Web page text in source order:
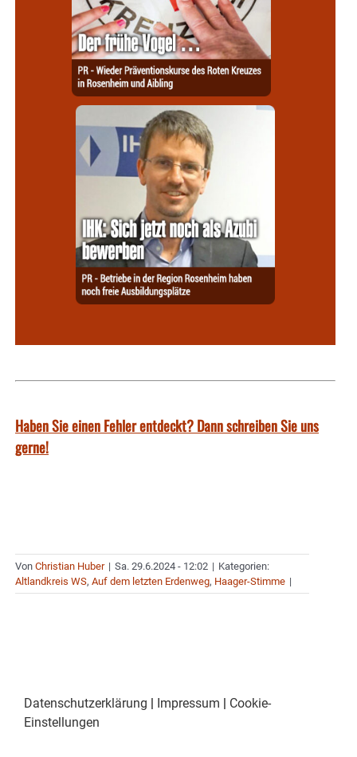
Haben Sie einen Fehler entdeckt? Dann schreiben Sie uns
gerne!
Von Christian Huber | Sa. 29.6.2024 - 12:02 | Kategorien:
Altlandkreis WS, Auf dem letzten Erdenweg, Haager-Stimme |
Datenschutzerklärung | Impressum | Cookie-
Einstellungen